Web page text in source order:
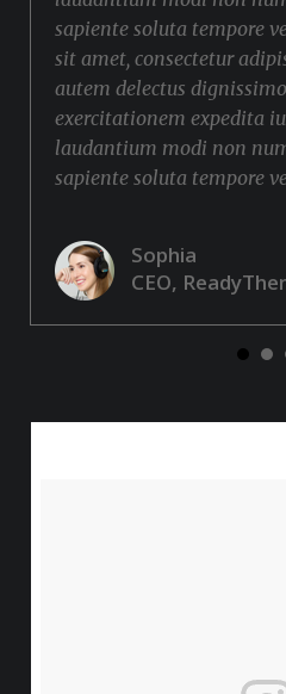
sapiente soluta tempore
sit amet, consectetur
autem delectus
exercitationem expedita
laudantium modi non
sapiente soluta tempore
Sophia
CEO,